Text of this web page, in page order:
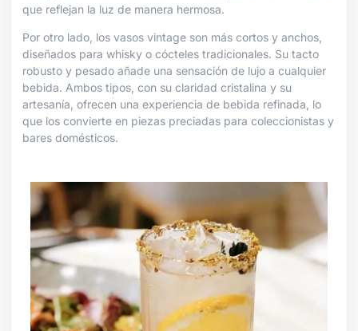
que reflejan la luz de manera hermosa.
Por otro lado, los vasos vintage son más cortos y anchos,
diseñados para whisky o cócteles tradicionales. Su tacto
robusto y pesado añade una sensación de lujo a cualquier
bebida. Ambos tipos, con su claridad cristalina y su
artesanía, ofrecen una experiencia de bebida refinada, lo
que los convierte en piezas preciadas para coleccionistas y
bares domésticos.